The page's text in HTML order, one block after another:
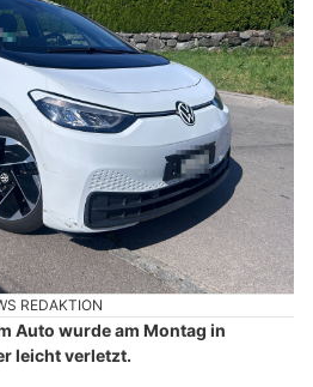
REDAKTION
Auto wurde am Montag in
leicht verletzt.